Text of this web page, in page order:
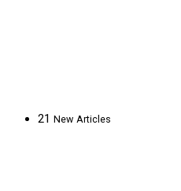
21 New Articles